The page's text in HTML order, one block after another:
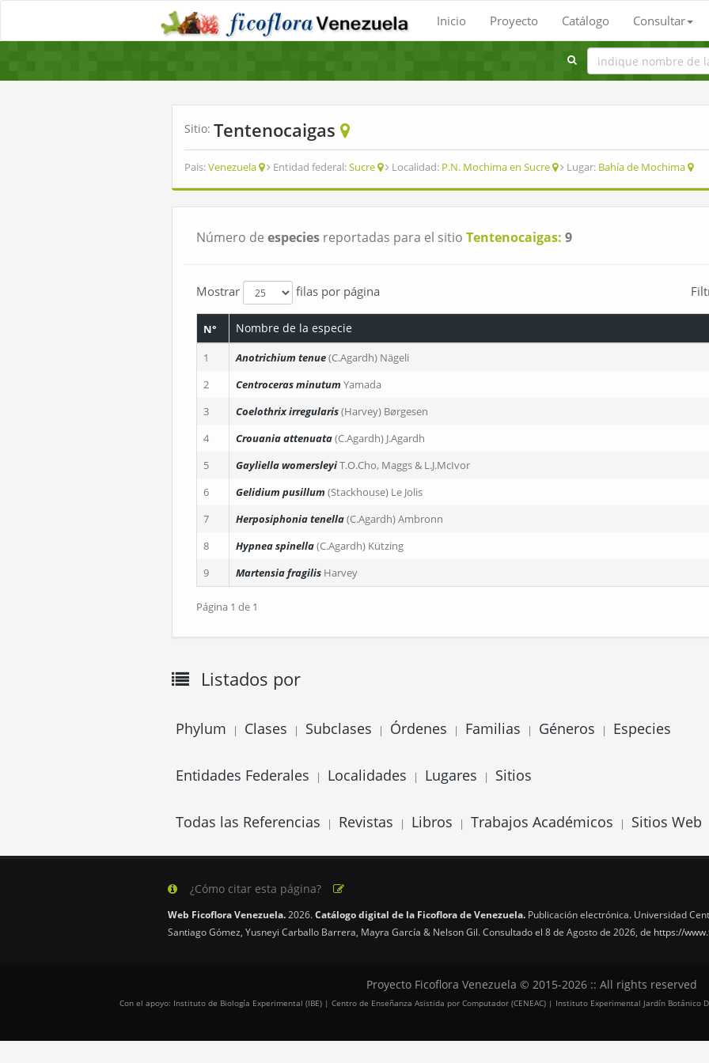
Inicio Proyecto Catálogo Consultar
Sitio: Tentenocaigas
Pais:Venezuela Entidad federal:Sucre Localidad: P.N. Mochima en Sucre Lugar: Bahía de Mochima
Número de especies reportadas para el sitio Tentenocaigas: 9
Mostrar filas por página
N° Nombre de la especie
1 Anotrichium tenue(C.Agardh) Nägeli
2
Centroceras minutum Yamada
3
Coelothrix irregularis(Harvey) Børgesen
4
Crouania attenuata(C.Agardh) J.Agardh
5
Gayliella womersleyiT.O.Cho, Maggs & L.J.McIvor
6
Gelidium pusillum (Stackhouse) Le Jolis
7
Herposiphonia tenella(C.Agardh) Ambronn
8
Hypnea spinella(C.Agardh) Kützing
9
Martensia fragilis Harvey
Página 1 de 1
Listados por
Phylum | Clases | Subclases | Órdenes | Familias | Géneros | Especies
Entidades Federales | Localidades | Lugares | Sitios
Todas las Referencias | Revistas | Libros | Trabajos Académicos | Sitios Web
¿Cómo citar esta página?
Web Ficoflora Venezuela.2026.Catálogo digital de la Ficoflora de Venezuela. Publicación electrónica. Universidad
Santiago Gómez, Yusneyi Carballo Barrera, Mayra García & Nelson Gil. Consultado el 8 de Agosto de 2026, de https://
Proyecto Ficoflora Venezuela © 2015-2026 :: All rights reserved
Con el apoyo: Instituto de Biología Experimental (IBE) | Centro de Enseñanza Asistida por Computador (CENEAC) | Instituto Experimental Jardín Botánico